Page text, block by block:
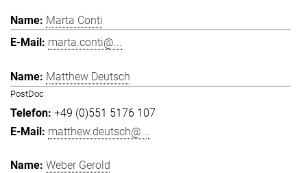
Marta Conti
marta.conti@...
Matthew Deutsch
PostDoc
+49 (0)551 5176 107
matthew.deutsch@...
Weber Gerold